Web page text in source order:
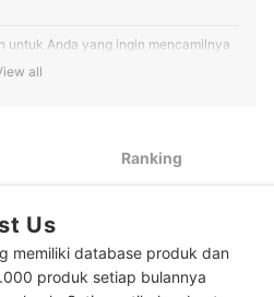
untuk Anda yang ingin mencamilnya
coklat putih tipe compound atau
yang mudah dilelehkan, cek white
all
Ranking
Us
memiliki database produk dan
produk setiap bulannya